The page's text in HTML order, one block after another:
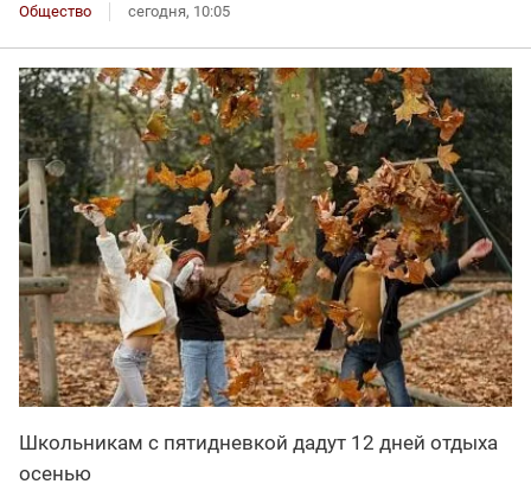
Общество сегодня, 10:05
Школьникам с пятидневкой дадут 12 дней отдыха
осенью